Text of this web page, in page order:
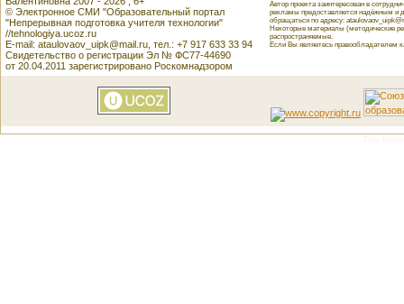
© Электронное СМИ "Образовательный портал
"Непрерывная подготовка учителя технологии"
//tehnologiya.ucoz.ru
E-mail: ataulovaov_uipk@mail.ru, тел.: +7 917 633 33 94
Свидетельство о регистрации Эл № ФС77-44690
от 20.04.2011 зарегистрировано Роскомнадзором
Автор проекта заинтересован в
рекламы предоставляется надёжным и
обращаться по адресу:
Некоторые материалы (методические
распространяемые.
Если Вы являетесь правообладателем